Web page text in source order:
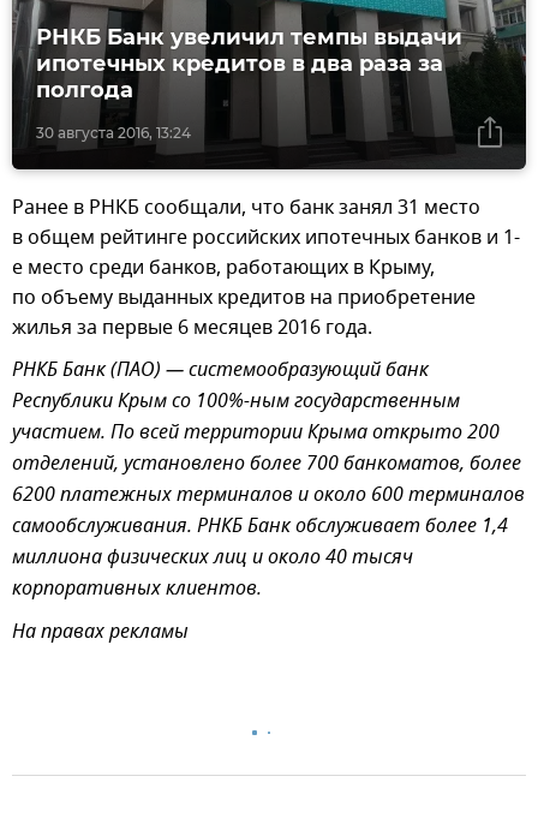
30 августа 2016, 13:24
РНКБ Банк увеличил темпы выдачи
ипотечных кредитов в два раза за
полгода
Ранее в РНКБ сообщали, что банк занял 31 место
в общем рейтинге российских ипотечных банков и 1-
е место среди банков, работающих в Крыму,
по объему выданных кредитов на приобретение
жилья за первые 6 месяцев 2016 года.
РНКБ Банк (ПАО) — системообразующий банк
Республики Крым со 100%-ным государственным
участием. По всей территории Крыма открыто 200
отделений, установлено более 700 банкоматов, более
6200 платежных терминалов и около 600 терминалов
самообслуживания. РНКБ Банк обслуживает более 1,4
миллиона физических лиц и около 40 тысяч
корпоративных клиентов.
На правах рекламы